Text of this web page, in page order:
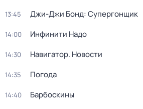
13:45 Джи-Джи Бонд: Супергонщик
14:00 Инфинити Надо
14:30 Навигатор. Новости
14:35 Погода
14:40 Барбоскины